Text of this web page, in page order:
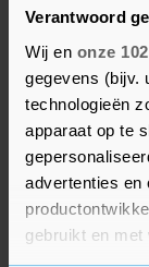
Verantwoord
Wij en onze
gegevens (bijv.
technologieën
apparaat op te
advertenties en
gebruikt en met